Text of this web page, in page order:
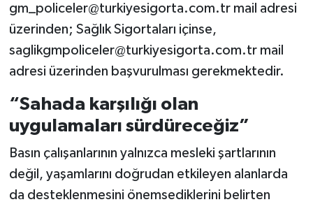
gm_policeler@turkiyesigorta.com.trmail adresi
üzerinden; Sağlık Sigortaları içinse,
saglikgmpoliceler@turkiyesigorta.com.trmail
adresi üzerinden başvurulması gerekmektedir.
“Sahada karşılığı olan
uygulamaları sürdüreceğiz”
Basın çalışanlarının yalnızca mesleki şartlarının
değil, yaşamlarını doğrudan etkileyen alanlarda
da desteklenmesini önemsediklerini belirten